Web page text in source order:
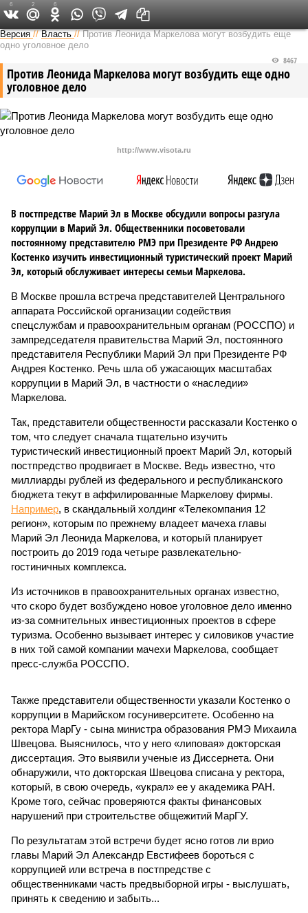
Версия в Чувашии
Версия //Власть //Против Леонида Маркелова могут возбудить еще
одно уголовное дело
Против Леонида Маркелова могут возбудить еще одно
уголовное дело
8467
http://www.visota.ru
В постпредстве Марий Эл в Москве обсудили вопросы разгула
коррупции в Марий Эл. Общественники посоветовали
постоянному представителю РМЭ при Президенте РФ Андрею
Костенко изучить инвестиционный туристический проект Марий
Эл, который обслуживает интересы семьи Маркелова.
В Москве прошла встреча представителей Центрального
аппарата Российской организации содействия
спецслужбам и правоохранительным органам (РОССПО) и
зампредседателя правительства Марий Эл, постоянного
представителя Республики Марий Эл при Президенте РФ
Андрея Костенко. Речь шла об ужасающих масштабах
коррупции в Марий Эл, в частности о «наследии»
Маркелова.
Так, представители общественности рассказали Костенко о
том, что следует сначала тщательно изучить
туристический инвестиционный проект Марий Эл, который
постпредство продвигает в Москве. Ведь известно, что
миллиарды рублей из федерального и республиканского
бюджета текут в аффилированные Маркелову фирмы.
Например, в скандальный холдинг «Телекомпания 12
регион», которым по прежнему владеет мачеха главы
Марий Эл Леонида Маркелова, и который планирует
построить до 2019 года четыре развлекательно-
гостиничных комплекса.
Из источников в правоохранительных органах известно,
что скоро будет возбуждено новое уголовное дело именно
из-за сомнительных инвестиционных проектов в сфере
туризма. Особенно вызывает интерес у силовиков участие
в них той самой компании мачехи Маркелова, сообщает
пресс-служба РОССПО.
Также представители общественности указали Костенко о
коррупции в Марийском госуниверситете. Особенно на
ректора МарГу - сына министра образования РМЭ Михаила
Швецова. Выяснилось, что у него «липовая» докторская
диссертация. Это выявили ученые из Диссернета. Они
обнаружили, что докторская Швецова списана у ректора,
который, в свою очередь, «украл» ее у академика РАН.
Кроме того, сейчас проверяются факты финансовых
нарушений при строительстве общежитий МарГУ.
По результатам этой встречи будет ясно готов ли врио
главы Марий Эл Александр Евстифеев бороться с
коррупцией или встреча в постпредстве с
общественниками часть предвыборной игры - выслушать,
принять к сведению и забыть...
6 2 6